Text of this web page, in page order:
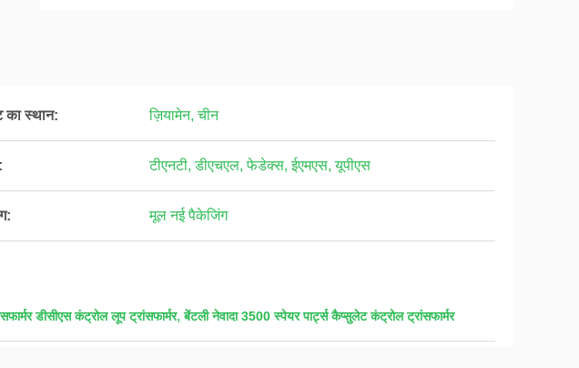
का स्थान: ज़ियामेन, चीन
टीएनटी, डीएचएल, फेडेक्स, ईएमएस, यूपीएस
मूल नई पैकेजिंग
डीसीएस कंट्रोल लूप ट्रांसफार्मर,बेंटली नेवादा 3500 स्पेयर पार्ट्स कैप्सुलेट कंट्रोल ट्रांसफार्मर